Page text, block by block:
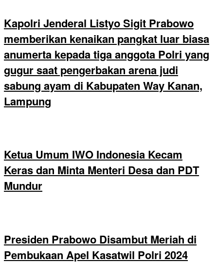
Kapolri Jenderal Listyo Sigit Prabowo
memberikan kenaikan pangkat luar biasa
anumerta kepada tiga anggota Polri yang
gugur saat pengerbakan arena judi
sabung ayam di Kabupaten Way Kanan,
Lampung
Ketua Umum IWO Indonesia Kecam
Keras dan Minta Menteri Desa dan PDT
Mundur
Presiden Prabowo Disambut Meriah di
Pembukaan Apel Kasatwil Polri 2024